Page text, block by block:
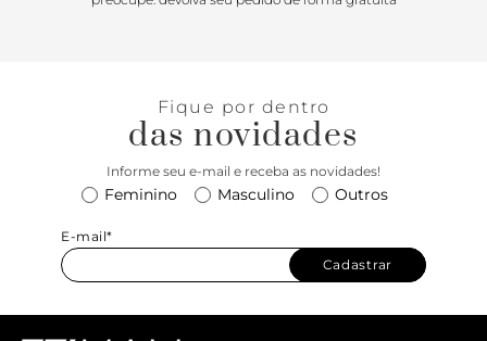
Fique por dentro
das novidades
Informe seu e-mail e receba as novidades!
Feminino Masculino Outros
E-mail*
Cadastrar